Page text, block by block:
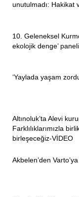
unutulmadı: Hakikat
10. Geleneksel
ekolojik denge’
‘Yaylada yaşam
Altınoluk’ta Alevi
Farklılıklarımızla
birleşeceğiz-VİDEO
Akbelen’den